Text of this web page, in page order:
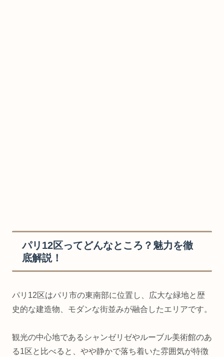
パリ12区ってどんなところ？魅力を徹
底解説！
パリ12区はパリ市の東南部に位置し、広大な緑地と歴
史的な建造物、モダンな街並みが融合したエリアです。
観光の中心地であるシャンゼリゼやルーブル美術館のあ
る1区と比べると、やや静かで落ち着いた雰囲気が特徴